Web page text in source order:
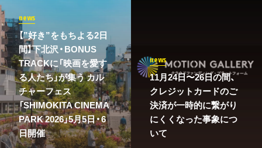
news
【”好き”をもちよる2日
間】下北沢・BONUS
TRACKに「映画を愛す
る人たち」が集う カル
チャーフェス
「SHIMOKITA CINEMA
PARK 2026」5月5日・6
日開催
news
11月24日〜26日の間、
クレジットカードのご
決済が一時的に繋がり
にくくなった事象につ
いて